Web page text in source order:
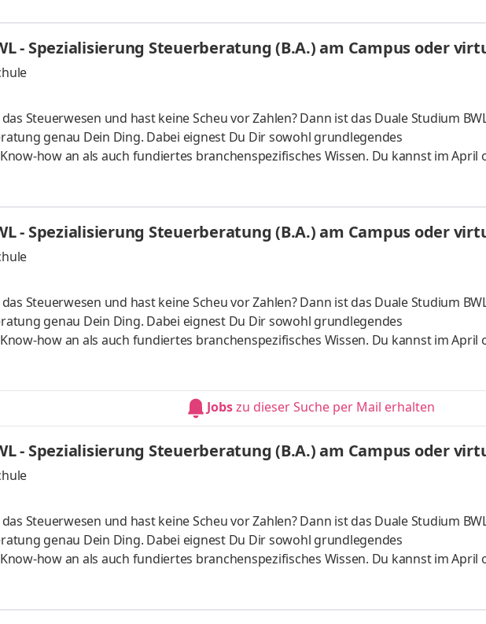
Aufgaben Du kannst Dein Studium ohne Numerus clausus oder
staatlich anerkanntes Bachelorstudium mit praxisnahen InhaltenDeine
sind stets für Dich da Du lernst
- Spezialisierung Steuerberatung (B.A.) am Campus oder
Steuerwesen und hast keine Scheu vor Zahlen? Dann ist das Duale Studium
genau Dein Ding. Dabei eignest Du Dir sowohl grundlegendes
how an als auch fundiertes branchenspezifisches Wissen. Du kannst im April
Campus vor Ort oder ganz flexibel virtuell. Deine Praxisphasen absolvierst Du bei
Aufgaben Du kannst Dein Studium ohne Numerus clausus oder
staatlich anerkanntes Bachelorstudium mit praxisnahen InhaltenDeine
sind stets für Dich da Du lernst
- Spezialisierung Steuerberatung (B.A.) am Campus oder
Steuerwesen und hast keine Scheu vor Zahlen? Dann ist das Duale Studium
genau Dein Ding. Dabei eignest Du Dir sowohl grundlegendes
how an als auch fundiertes branchenspezifisches Wissen. Du kannst im April
Campus vor Ort oder ganz flexibel virtuell. Deine Praxisphasen absolvierst Du bei
Aufgaben Du kannst Dein Studium ohne Numerus clausus oder
staatlich anerkanntes Bachelorstudium mit praxisnahen InhaltenDeine
sind stets für Dich da Du lernstJobszu dieser Suche per Mail erhalten
- Spezialisierung Steuerberatung (B.A.) am Campus oder
Steuerwesen und hast keine Scheu vor Zahlen? Dann ist das Duale Studium
genau Dein Ding. Dabei eignest Du Dir sowohl grundlegendes
how an als auch fundiertes branchenspezifisches Wissen. Du kannst im April
Campus vor Ort oder ganz flexibel virtuell. Deine Praxisphasen absolvierst Du bei
Aufgaben Du kannst Dein Studium ohne Numerus clausus oder
staatlich anerkanntes Bachelorstudium mit praxisnahen InhaltenDeine